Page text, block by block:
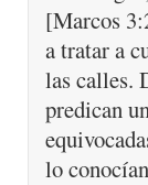
[Marcos
a tratar a
las calles.
predican
lo